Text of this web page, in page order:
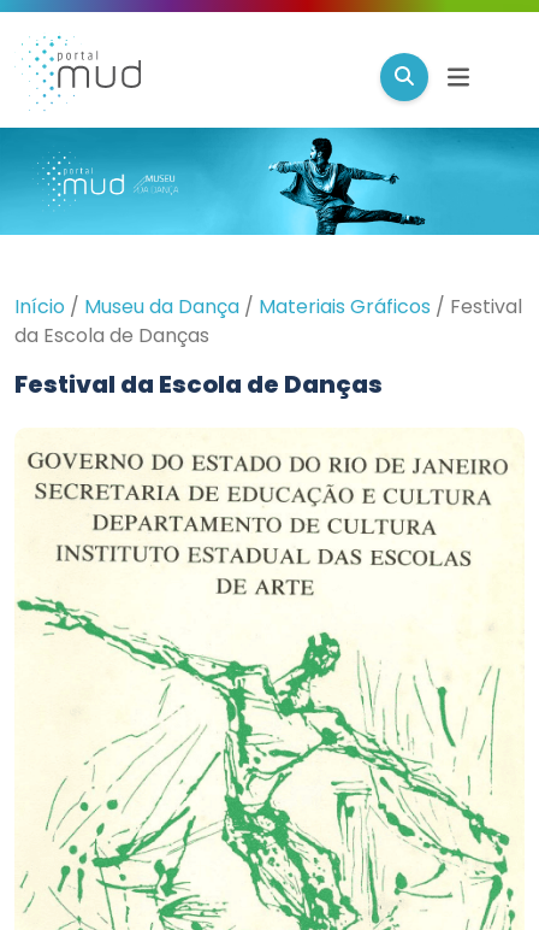
Início / Museu da Dança / Materiais Gráficos / Festival
da Escola de Danças
Festival da Escola de Danças